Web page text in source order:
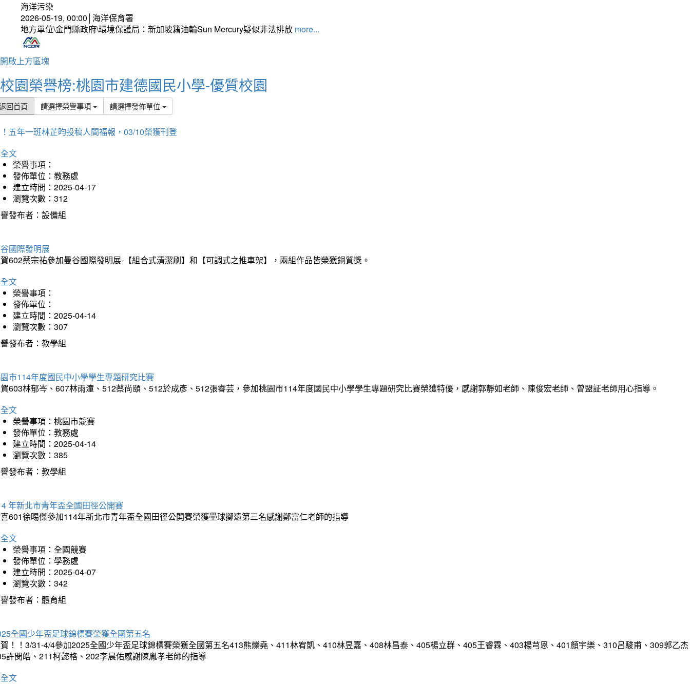
海洋污染
2026-05-19, 00:00│海洋保育署
地方單位\金門縣政府\環境保護局：新加坡籍油輪Sun Mercury疑似非法排放 more...
開啟上方區塊
校園榮譽榜:桃園市建德國民小學-優質校園
回首頁 請選擇榮譽事項 請選擇發佈單位
五年一班林芷昀投稿人間福報，03/10榮獲刊登
文
榮譽事項：
發佈單位：教務處
建立時間：2025-04-17
瀏覽次數：312
發布者：設備組
國際發明展
602蔡宗祐參加曼谷國際發明展-【組合式清潔刷】和【可調式之推車架】，兩組作品皆榮獲銅質獎。
文
榮譽事項：
發佈單位：
建立時間：2025-04-14
瀏覽次數：307
發布者：教學組
市114年度國民中小學學生專題研究比賽
603林郁岑、607林雨潼、512蔡尚頤、512於成彥、512張睿芸，參加桃園市114年度國民中小學學生專題研究比賽榮獲特優，感謝郭靜如老師、陳俊宏老師、曾盟証老師用心指導。
文
榮譽事項：桃園市競賽
發佈單位：教務處
建立時間：2025-04-14
瀏覽次數：385
發布者：教學組
年新北市青年盃全國田徑公開賽
601徐晹傑參加114年新北市青年盃全國田徑公開賽榮獲壘球擲遠第三名感謝鄭富仁老師的指導
文
榮譽事項：全國競賽
發佈單位：學務處
建立時間：2025-04-07
瀏覽次數：342
發布者：體育組
全國少年盃足球錦標賽榮獲全國第五名
！！3/31-4/4參加2025全國少年盃足球錦標賽榮獲全國第五名413熊爍堯、411林宥凱、410林昱嘉、408林昌泰、405楊立群、405王睿霖、403楊芎恩、401顏宇樂、310呂駿甫、309郭乙
許閔皓、211柯懿格、202李晨佑感謝陳胤孝老師的指導
文